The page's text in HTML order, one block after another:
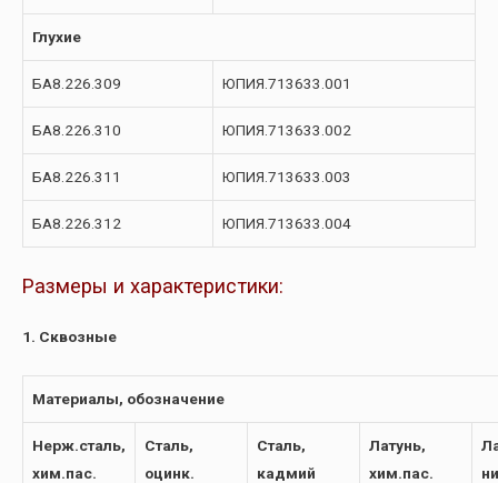
Глухие
БА8.226.309 ЮПИЯ.713633.001
БА8.226.310 ЮПИЯ.713633.002
БА8.226.311 ЮПИЯ.713633.003
БА8.226.312 ЮПИЯ.713633.004
Размеры и характеристики:
1. Сквозные
Материалы, обозначение
Нерж.сталь,
хим.пас.
Сталь,
оцинк.
Сталь,
кадмий
Латунь,
хим.пас.